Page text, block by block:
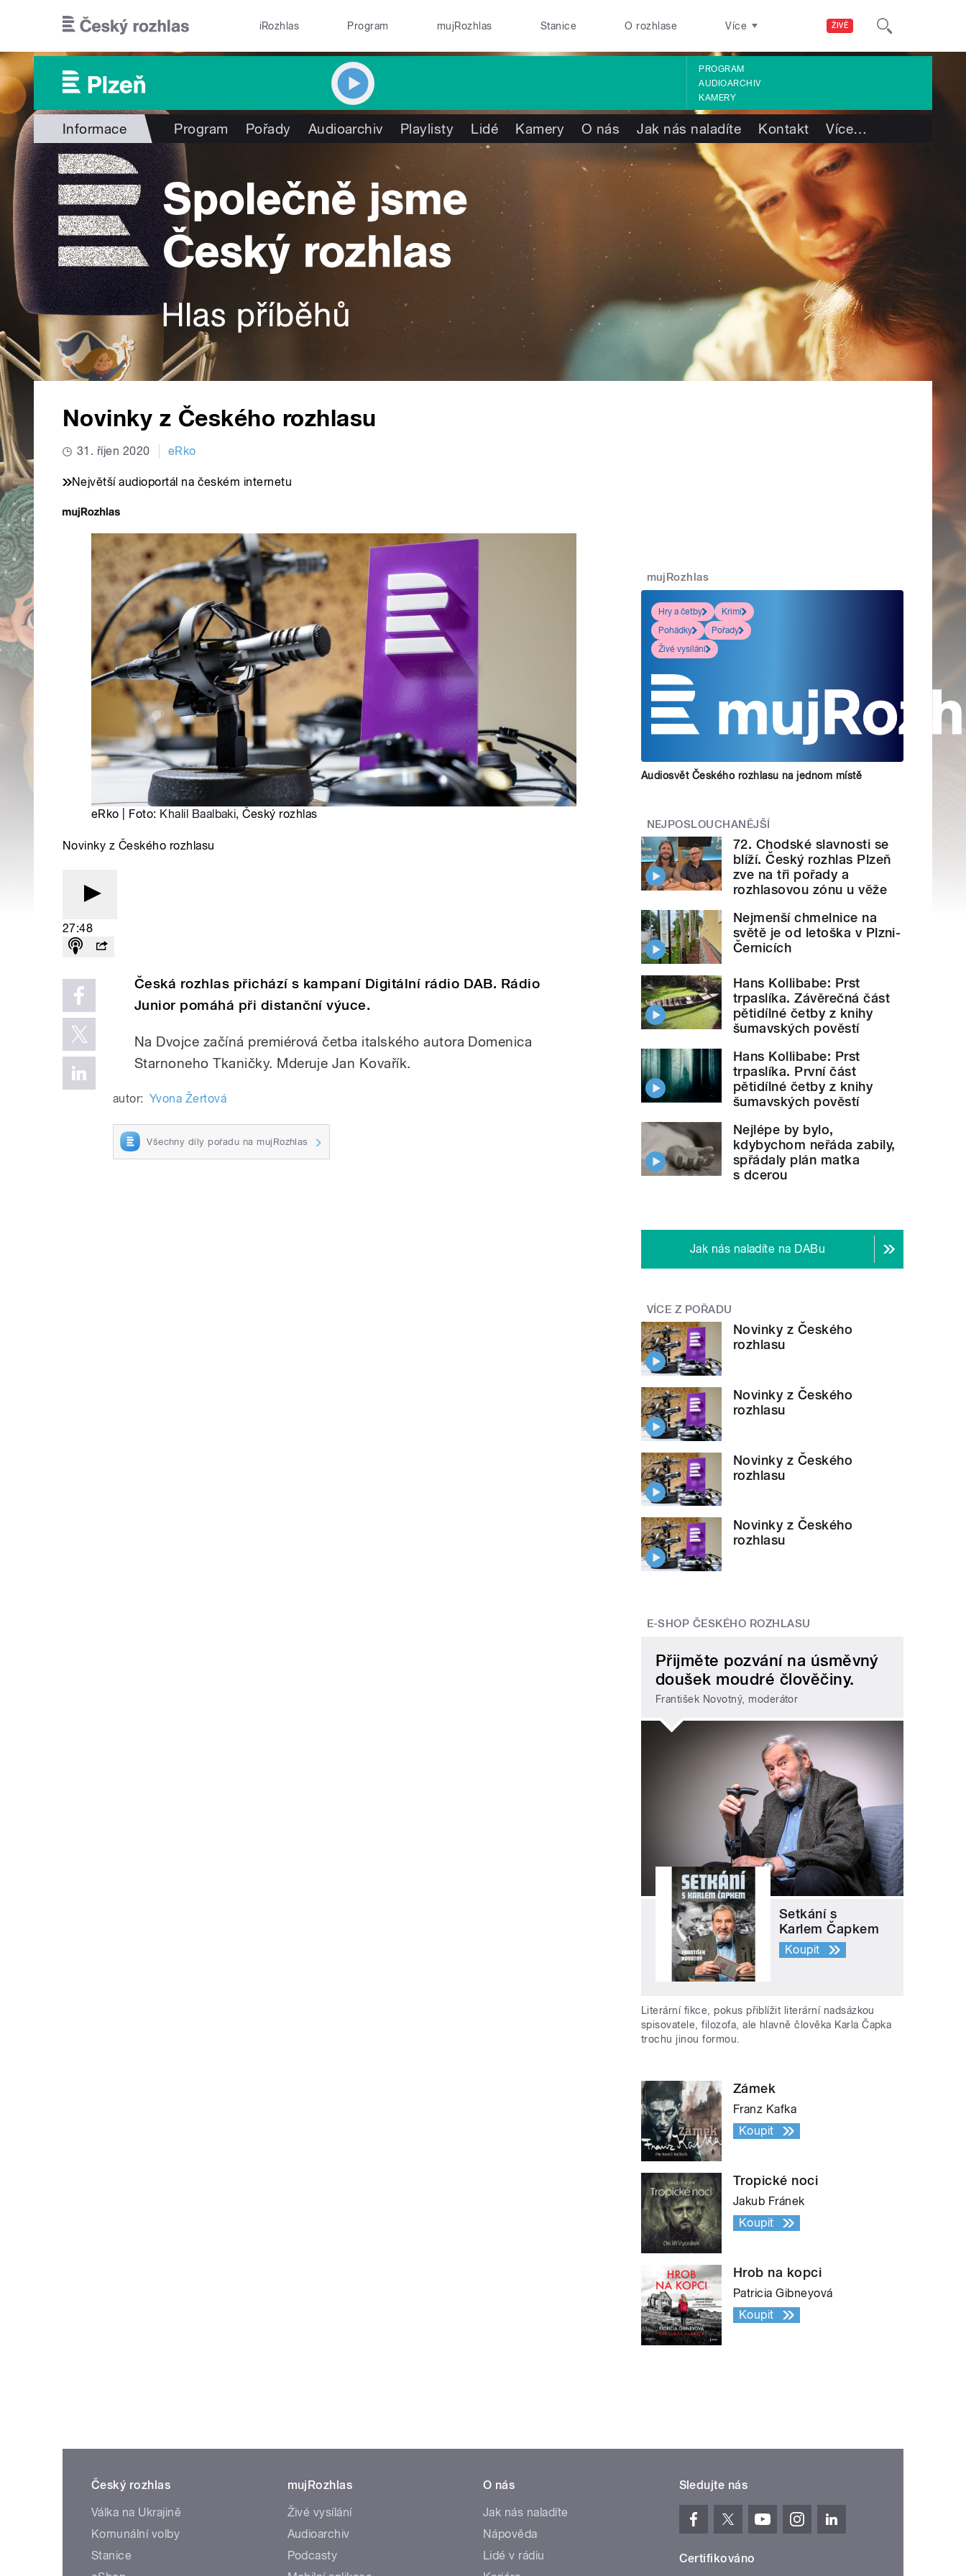
ŽIVĚ
iRozhlas Program mujRozhlas Stanice O rozhlase Více
PROGRAM
AUDIOARCHIV
KAMERY
Informace Program Pořady Audioarchiv Playlisty Lidé Kamery O nás Jak nás naladíte Kontakt Více…
Novinky z Českého rozhlasu
31. říjen 2020 eRko
Největší audioportál na českém internetu
eRko | Foto: Khalil Baalbaki, Český rozhlas
Novinky z Českého rozhlasu
27:48
Česká rozhlas přichází s kampaní Digitální rádio DAB. Rádio
Junior pomáhá při distanční výuce.
Na Dvojce začíná premiérová četba italského autora Domenica
Starnoneho Tkaničky. Mderuje Jan Kovařík.
autor: Yvona Žertová
Všechny díly pořadu na mujRozhlas
mujRozhlas
Hry a četby
Krimi
Pohádky
Pořady
Živé vysílání
Audiosvět Českého rozhlasu na jednom místě
NEJPOSLOUCHANĚJŠÍ
72. Chodské slavnosti se
blíží. Český rozhlas Plzeň
zve na tři pořady a
rozhlasovou zónu u věže
Nejmenší chmelnice na
světě je od letoška v Plzni-
Černicích
Hans Kollibabe: Prst
trpaslíka. Závěrečná část
pětidílné četby z knihy
šumavských pověstí
Hans Kollibabe: Prst
trpaslíka. První část
pětidílné četby z knihy
šumavských pověstí
Nejlépe by bylo,
kdybychom neřáda zabily,
spřádaly plán matka
s dcerou
Jak nás naladíte na DABu
VÍCE Z POŘADU
Novinky z Českého
rozhlasu
Novinky z Českého
rozhlasu
Novinky z Českého
rozhlasu
Novinky z Českého
rozhlasu
E-SHOP ČESKÉHO ROZHLASU
Přijměte pozvání na úsměvný
doušek moudré člověčiny.
František Novotný, moderátor
Setkání s
Karlem Čapkem
Koupit
Literární fikce, pokus přiblížit literární nadsázkou
spisovatele, filozofa, ale hlavně člověka Karla Čapka
trochu jinou formou.
Zámek
Franz Kafka
Koupit
Tropické noci
Jakub Fránek
Koupit
Hrob na kopci
Patricia Gibneyová
Koupit
Český rozhlas
Válka na Ukrajině
Komunální volby
Stanice
mujRozhlas
Živé vysílání
Audioarchiv
Podcasty
O nás
Jak nás naladíte
Nápověda
Lidé v rádiu
Sledujte nás
Certifikováno